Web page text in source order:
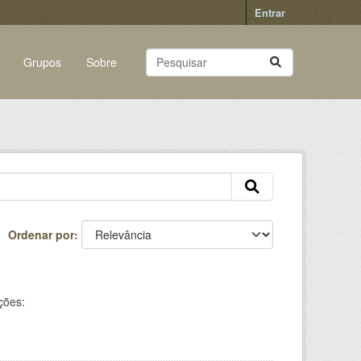
Entrar
Grupos Sobre
Ordenar por